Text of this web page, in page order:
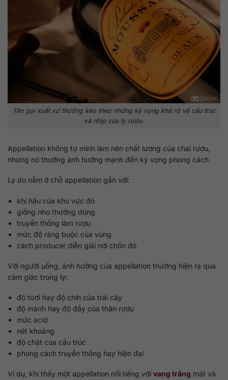
Tên gọi xuất xứ thường kéo theo những kỳ vọng khá rõ về cấu trúc
và nhịp của ly rượu.
Appellation không tự mình làm nên chất lượng của chai rượu,
nhưng nó thường ảnh hưởng mạnh đến kỳ vọng phong cách.
Lý do nằm ở chỗ appellation gắn với:
khí hậu của khu vực đó
giống nho thường dùng
truyền thống làm rượu
mức độ ràng buộc của vùng
cách producer diễn giải nơi chốn đó
Với người uống, ảnh hưởng của appellation thường hiện ra qua
cảm giác trong ly:
độ tươi hay độ chín của trái cây
độ mảnh hay độ đầy của thân rượu
mức acid
nét khoáng
độ chặt của cấu trúc
phong cách truyền thống hay hiện đại
Ví dụ, khi thấy một appellation nổi tiếng với vang trắng mát và